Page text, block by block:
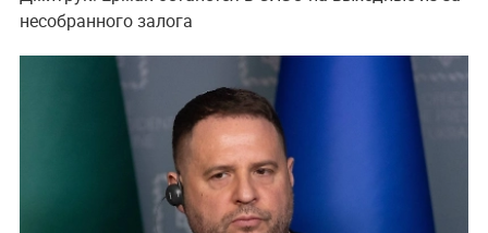
несобранного залога